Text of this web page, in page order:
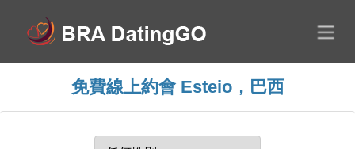
免費線上約會 Esteio，巴西